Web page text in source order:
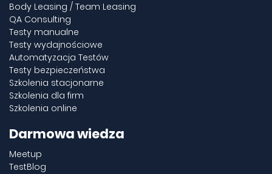
Body Leasing / Team Leasing
QA Consulting
Testy manualne
Testy wydajnościowe
Automatyzacja Testów
Testy bezpieczeństwa
Szkolenia stacjonarne
Szkolenia dla firm
Szkolenia online
Darmowa wiedza
Meetup
TestBlog